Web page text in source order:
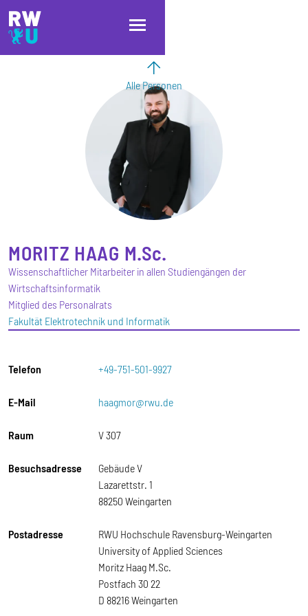
Direkt zum Inhalt
Direkt zur Hauptnavigation
Direkt zum Fußbereich
Alle Personen
MORITZ HAAG M.Sc.
Wissenschaftlicher Mitarbeiter in allen Studiengängen der
Wirtschaftsinformatik
Mitglied des Personalrats
Fakultät Elektrotechnik und Informatik
Telefon +49-751-501-9927
E-Mail haagmor@rwu.de
Raum V 307
Besuchsadresse
Gebäude V
Lazarettstr. 1
88250 Weingarten
Postadresse
RWU Hochschule Ravensburg-Weingarten
University of Applied Sciences
Moritz Haag M.Sc.
Postfach 30 22
D 88216 Weingarten